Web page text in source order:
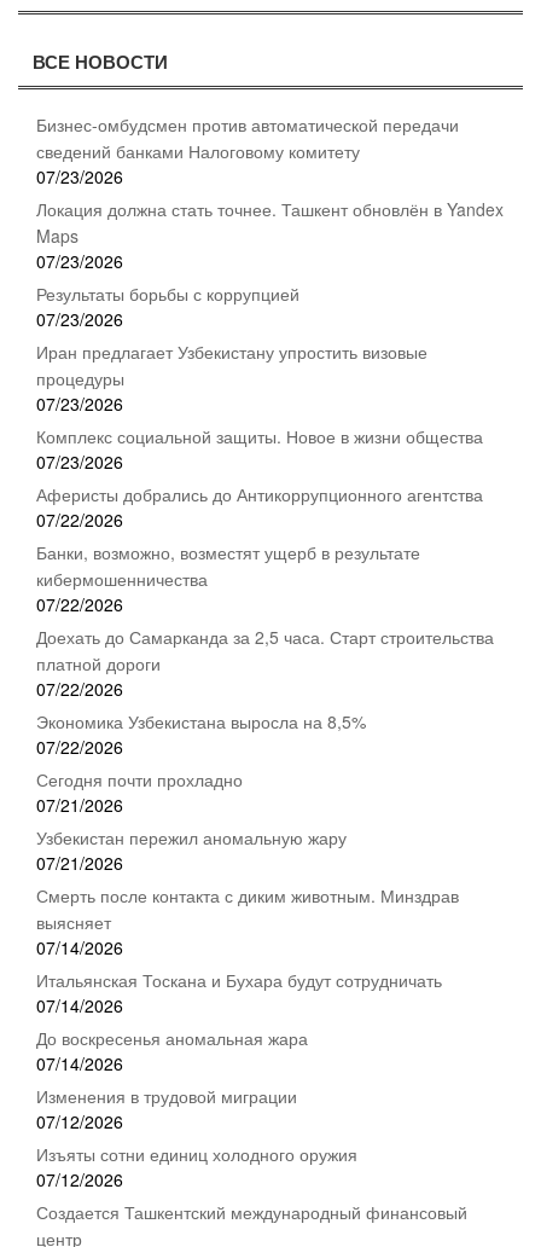
ВСЕ НОВОСТИ
Бизнес-омбудсмен против автоматической передачи
сведений банками Налоговому комитету
07/23/2026
Локация должна стать точнее. Ташкент обновлён в Yandex
Maps
07/23/2026
Результаты борьбы с коррупцией
07/23/2026
Иран предлагает Узбекистану упростить визовые
процедуры
07/23/2026
Комплекс социальной защиты. Новое в жизни общества
07/23/2026
Аферисты добрались до Антикоррупционного агентства
07/22/2026
Банки, возможно, возместят ущерб в результате
кибермошенничества
07/22/2026
Доехать до Самарканда за 2,5 часа. Старт строительства
платной дороги
07/22/2026
Экономика Узбекистана выросла на 8,5%
07/22/2026
Сегодня почти прохладно
07/21/2026
Узбекистан пережил аномальную жару
07/21/2026
Смерть после контакта с диким животным. Минздрав
выясняет
07/14/2026
Итальянская Тоскана и Бухара будут сотрудничать
07/14/2026
До воскресенья аномальная жара
07/14/2026
Изменения в трудовой миграции
07/12/2026
Изъяты сотни единиц холодного оружия
07/12/2026
Создается Ташкентский международный финансовый
центр